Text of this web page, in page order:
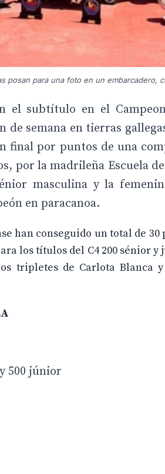
posan para una foto en un embarcadero,
el subtítulo en el
semana en tierras
final por puntos de una
por la madrileña Escuela
masculina y la
en paracanoa.
han conseguido un total de 30
los títulos del C4 200 sénior
tripletes de Carlota Blanca
500 júnior